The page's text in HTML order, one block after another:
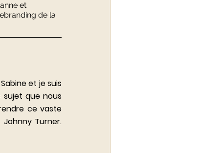
et
de la
et je suis
sujet que nous
ce vaste
Turner.